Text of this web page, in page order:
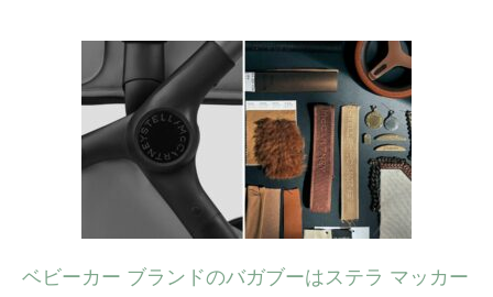
ベビーカー ブランドのバガブーはステラ マッカー